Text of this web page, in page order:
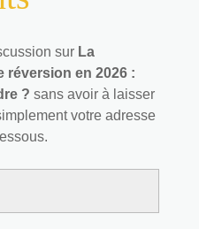
sur La
réversion en 2026 :
? sans avoir à laisser
votre adresse